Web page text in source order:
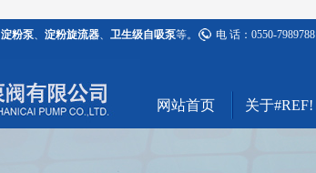
淀粉泵、 淀粉旋流器、 卫生级自吸泵等。 电 话：0550-7989788
网站首页 关于#REF!